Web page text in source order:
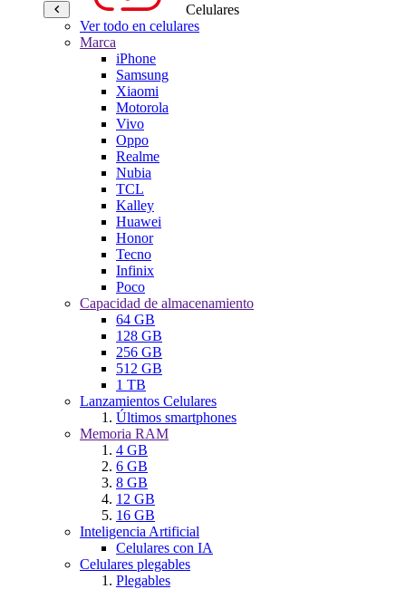
Celulares
Ver todo en celulares
Marca
iPhone
Samsung
Xiaomi
Motorola
Vivo
Oppo
Realme
Nubia
TCL
Kalley
Huawei
Honor
Tecno
Infinix
Poco
Capacidad de almacenamiento
64 GB
128 GB
256 GB
512 GB
1 TB
Lanzamientos Celulares
Últimos smartphones
Memoria RAM
4 GB
6 GB
8 GB
12 GB
16 GB
Inteligencia Artificial
Celulares con IA
Celulares plegables
Plegables